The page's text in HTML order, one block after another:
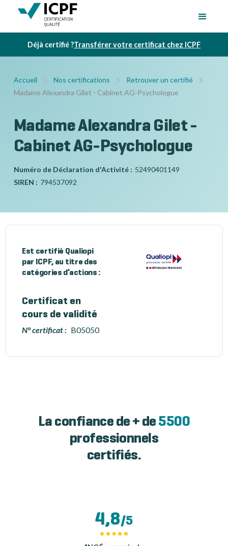
Déjà certifié ?Transférer votre certificat chez ICPF
Accueil Nos certifications
Retrouver un certifié
Madame Alexandra Gilet - Cabinet AG-Psychologue
Madame Alexandra Gilet -
Cabinet AG-Psychologue
Numéro de Déclaration d'Activité : 52490401149
SIREN : 794537092
Est certifié Qualiopi
par ICPF, au titre des
catégories d’actions :
Certificat en
cours de validité
N° certificat : B05050
La confiance de + de 5500
professionnels
certifiés.
4,8/5